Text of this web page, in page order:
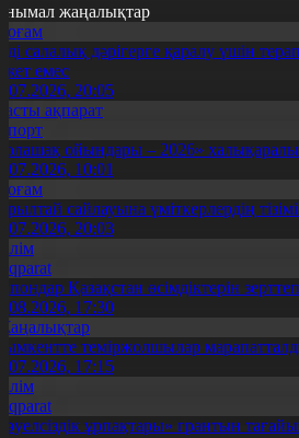
жаңалықтар
салалық дәрігерге қаралу үшін
емес
20:05
ақпарат
ойындары – 2026»
10:01
сайлауына үміткерлердің тізімі
20:03
Қазақстан өсімдіктерін
17:30
теміржолшылар
17:15
ұрпақтары» грантын